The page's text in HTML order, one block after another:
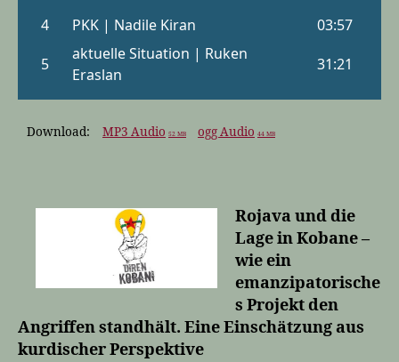
Download: MP3 Audio 52 MB ogg Audio 44 MB
Rojava und die
Lage in Kobane –
wie ein
emanzipatorische
s Projekt den
Angriffen standhält. Eine Einschätzung aus
kurdischer Perspektive